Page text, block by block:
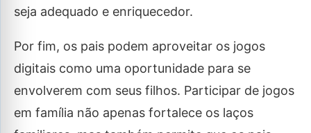
seja adequado e enriquecedor.
Por fim, os pais podem aproveitar os jogos
digitais como uma oportunidade para se
envolverem com seus filhos. Participar de jogos
em família não apenas fortalece os laços